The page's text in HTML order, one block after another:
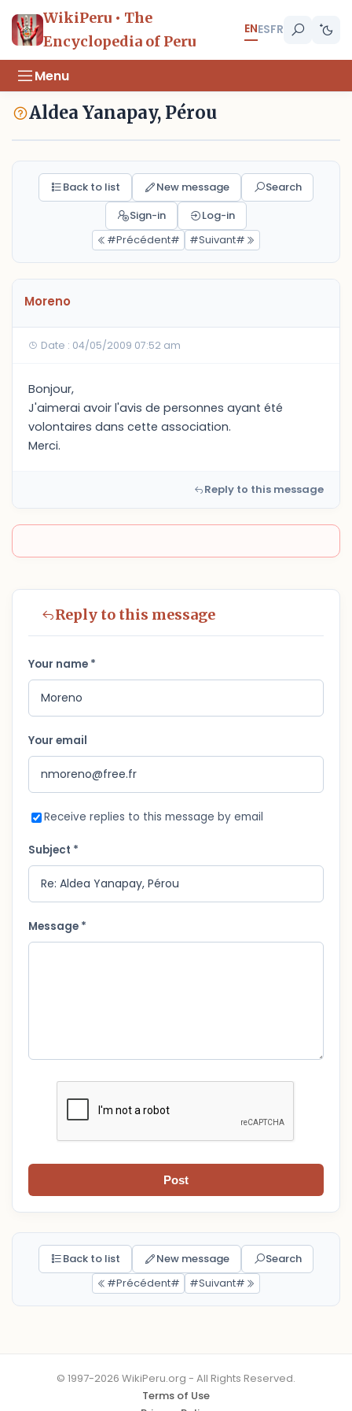
WikiPeru • The
Encyclopedia of Peru
ENESFR
Menu
Aldea Yanapay, Pérou
Back to list New message
Search
Sign-in
Log-in
#Précédent#
#Suivant#
Moreno
Date : 04/05/2009 07:52 am
Bonjour,
J'aimerai avoir l'avis de personnes ayant été
volontaires dans cette association.
Merci.
Reply to this message
Reply to this message
Your name *
Your email
Receive replies to this message by email
Subject *
Message *
Post
Back to list New message
Search
#Précédent#
#Suivant#
© 1997-2026 WikiPeru.org - All Rights Reserved.
Terms of Use